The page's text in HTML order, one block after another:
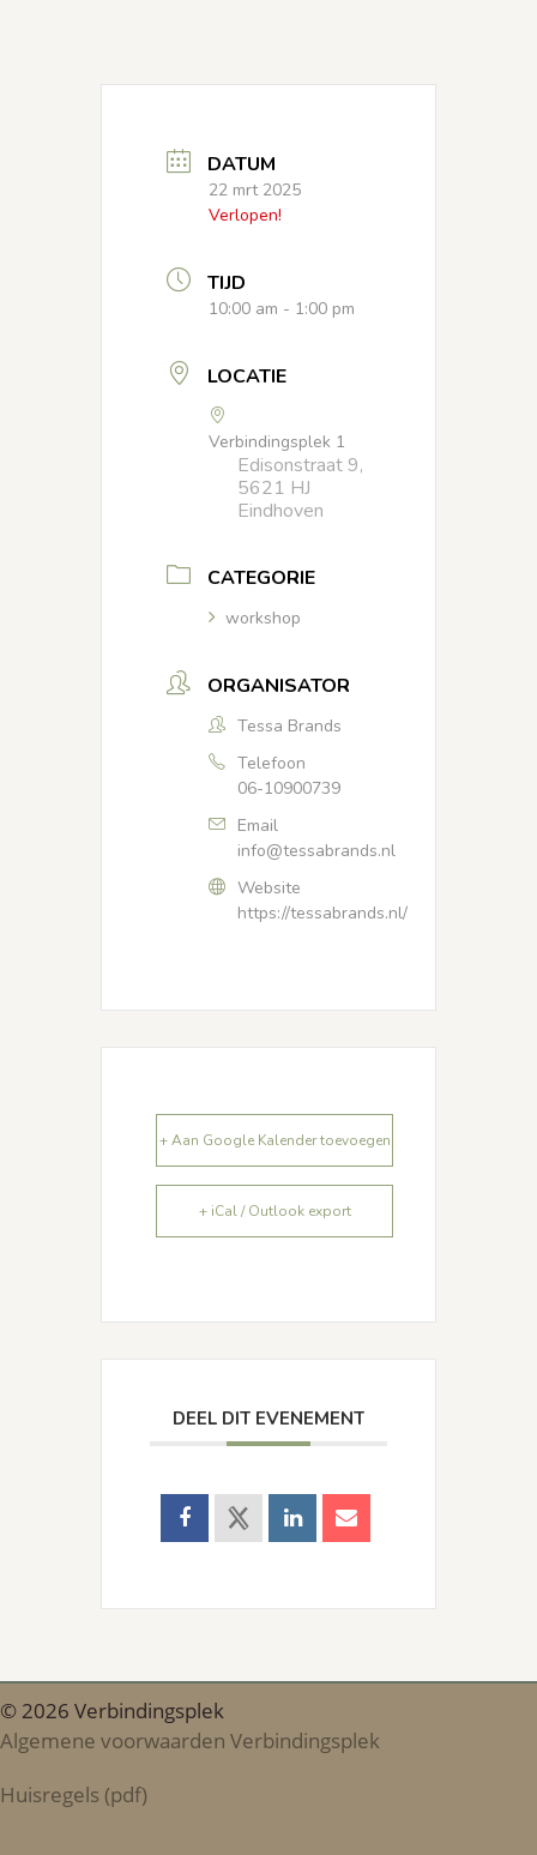
DATUM
22 mrt 2025
Verlopen!
TIJD
10:00 am - 1:00 pm
LOCATIE
Verbindingsplek 1
Edisonstraat 9,
5621 HJ
Eindhoven
CATEGORIE
workshop
ORGANISATOR
Tessa Brands
Telefoon
06-10900739
Email
info@tessabrands.nl
Website
https://tessabrands.nl/
+ Aan Google Kalender toevoegen
+ iCal / Outlook export
DEEL DIT EVENEMENT
© 2026 Verbindingsplek
Algemene voorwaarden Verbindingsplek
Huisregels (pdf)